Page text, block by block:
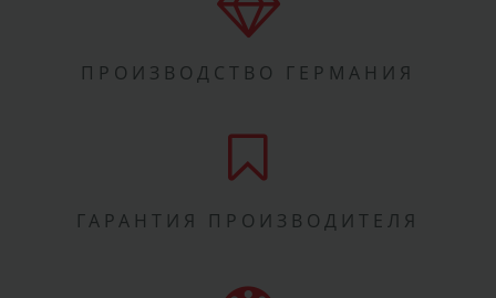
ПРОИЗВОДСТВО ГЕРМАНИЯ
ГАРАНТИЯ ПРОИЗВОДИТЕЛЯ